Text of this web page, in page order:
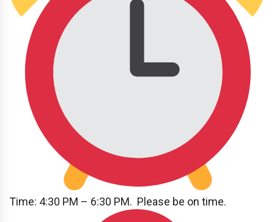
Time: 4:30 PM – 6:30 PM. Please be on time.